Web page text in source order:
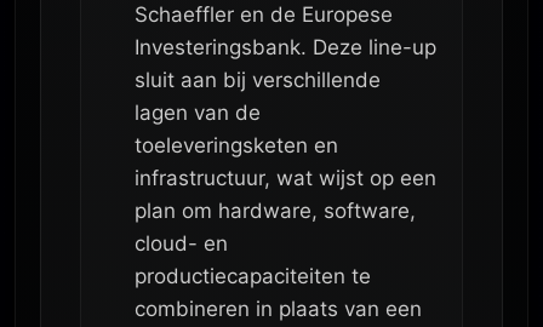
Schaeffler en de Europese
Investeringsbank. Deze line-up
sluit aan bij verschillende
lagen van de
toeleveringsketen en
infrastructuur, wat wijst op een
plan om hardware, software,
cloud- en
productiecapaciteiten te
combineren in plaats van een